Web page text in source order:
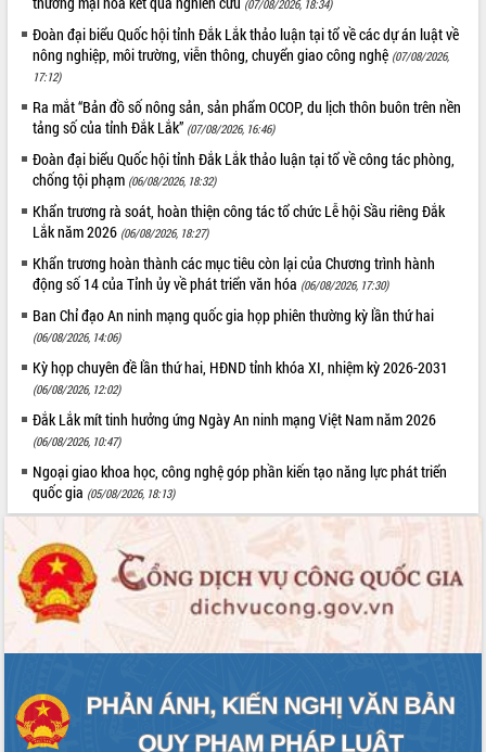
Hội thảo góp ý hồ sơ điều chỉnh quy
hoạch tỉnh Đắk Lắk thời kỳ 2021-2030,
tầm nhìn đến năm 2050
Nâng cao hiệu quả hoạt động của các
doanh nghiệp nhà nước
Hội nghị triển khai kết nối mạng
truyền số liệu chuyên dùng phục vụ cơ
quan Đảng, Nhà nước
tay làm sạch môi trường
Xã Ea Kar bước chuyển mình trong
công tác cải cách hành chính mô hình
mới
UBND tỉnh họp báo định kỳ tháng 4
năm 2026
Hội thảo khoa học “Giải pháp thúc đẩy
phát triển nền kinh tế xanh tại tỉnh
Đắk Lắk”
Tăng cường giám sát, đôn đốc thực
hàng tuần
Tháo gỡ những vướng mắc, đẩy mạnh
công tác cải cách thủ tục hành chính
tại Trung tâm Phục vụ hành chính
công tỉnh
Đắk Lắk: Tôn vinh 46 giải pháp tại Hội
thi Sáng tạo Kỹ thuật 2024 - 2025
Phó Chủ tịch UBND tỉnh Đắk Lắk
Trương Công Thái kiểm tra thực địa
Dự án cao tốc Khánh Hòa - Buôn Ma
(07/08/2026, 18:34)
Đoàn đại biểu Quốc hội tỉnh Đắk Lắk thảo luận tại tổ về các dự án luật về
nông nghiệp, môi trường, viễn thông, chuyển giao công nghệ (07/08/2026,
17:12)
Ra mắt “Bản đồ số nông sản, sản phẩm OCOP, du lịch thôn buôn trên nền
tảng số của tỉnh Đắk Lắk” (07/08/2026, 16:46)
Đoàn đại biểu Quốc hội tỉnh Đắk Lắk thảo luận tại tổ về công tác phòng,
chống tội phạm (06/08/2026, 18:32)
Khẩn trương rà soát, hoàn thiện công tác tổ chức Lễ hội Sầu riêng Đắk
Lắk năm 2026 (06/08/2026, 18:27)
Khẩn trương hoàn thành các mục tiêu còn lại của Chương trình hành
động số 14 của Tỉnh ủy về phát triển văn hóa (06/08/2026, 17:30)
Ban Chỉ đạo An ninh mạng quốc gia họp phiên thường kỳ lần thứ hai
(06/08/2026, 14:06)
Kỳ họp chuyên đề lần thứ hai, HĐND tỉnh khóa XI, nhiệm kỳ 2026-2031
(06/08/2026, 12:02)
Đắk Lắk mít tinh hưởng ứng Ngày An ninh mạng Việt Nam năm 2026
(06/08/2026, 10:47)
Ngoại giao khoa học, công nghệ góp phần kiến tạo năng lực phát triển
quốc gia (05/08/2026, 18:13)